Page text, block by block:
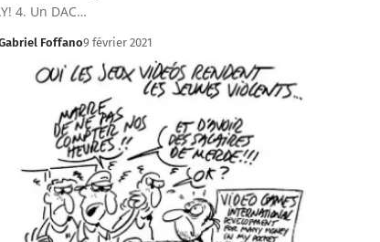
4. Un DAC…
Foffano9 février 2021